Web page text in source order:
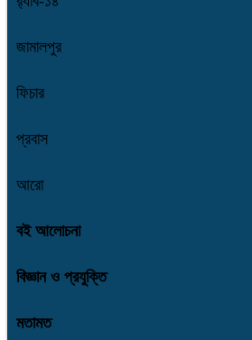
জামালপুর
ফিচার
প্রবাস
আরো
বই আলোচনা
বিজ্ঞান ও প্রযুক্তি
মতামত